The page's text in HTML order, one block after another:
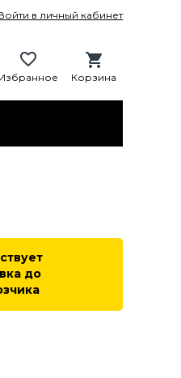
в личный кабинет
Корзина
Избранное
до